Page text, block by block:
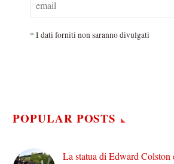
* I dati forniti non saranno divulgati
POPULAR POSTS
La statua di Edward Colston